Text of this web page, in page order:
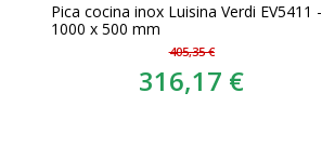
Pica cocina inox Luisina Verdi EV5411 -
1000 x 500 mm
405,35 €
316,17 €